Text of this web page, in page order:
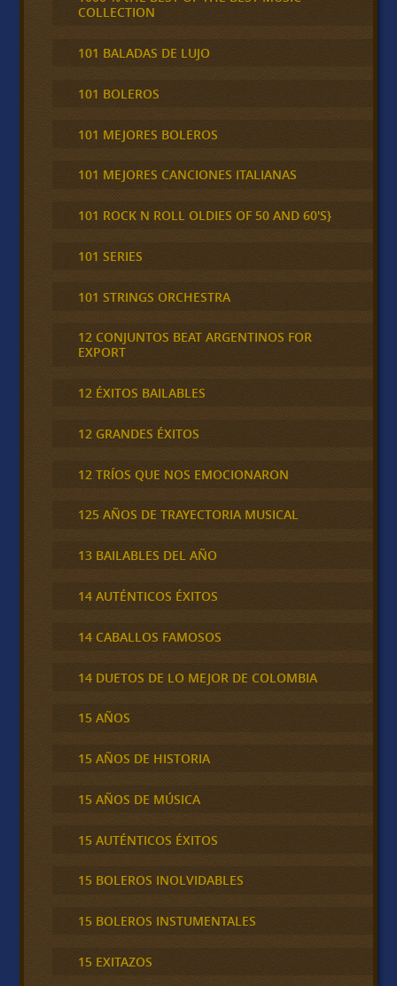
COLLECTION
101 BALADAS DE LUJO
101 BOLEROS
101 MEJORES BOLEROS
101 MEJORES CANCIONES ITALIANAS
101 ROCK N ROLL OLDIES OF 50 AND 60'S}
101 SERIES
101 STRINGS ORCHESTRA
12 CONJUNTOS BEAT ARGENTINOS FOR
EXPORT
12 ÉXITOS BAILABLES
12 GRANDES ÉXITOS
12 TRÍOS QUE NOS EMOCIONARON
125 AÑOS DE TRAYECTORIA MUSICAL
13 BAILABLES DEL AÑO
14 AUTÉNTICOS ÉXITOS
14 CABALLOS FAMOSOS
14 DUETOS DE LO MEJOR DE COLOMBIA
15 AÑOS
15 AÑOS DE HISTORIA
15 AÑOS DE MÚSICA
15 AUTÉNTICOS ÉXITOS
15 BOLEROS INOLVIDABLES
15 BOLEROS INSTUMENTALES
15 EXITAZOS